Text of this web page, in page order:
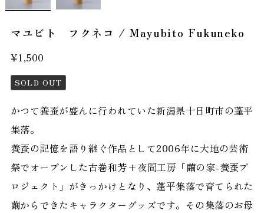
マユビト フクネコ / Mayubito Fukuneko
¥1,500
SOLD OUT
かつて養蚕が盛んに行われていた新潟県十日町市の蓬平
集落。
養蚕の記憶を語り継ぐ作品として2006年に大地の芸術
祭でオープンした古巻和芳+夜間工房「繭の家-養蚕プ
ロジェクト」がきっかけとなり、蓬平集落で育てられた
繭からできたキャラクターグッズです。その集落のお母